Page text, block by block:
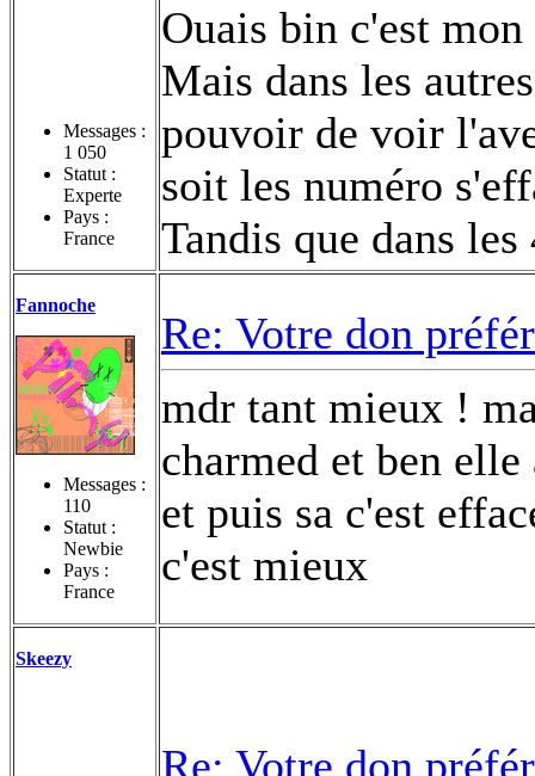
Messages :
1 050
Statut :
Experte
Pays :
France
Ouais bin c'est
Mais dans les
pouvoir de voir
soit les numéro
Tandis que dans
Fannoche
Messages :
110
Statut :
Newbie
Pays :
France
Re: Votre don
mdr tant mieux !
charmed et ben
et puis sa c'est
c'est mieux
Skeezy
Re: Votre don